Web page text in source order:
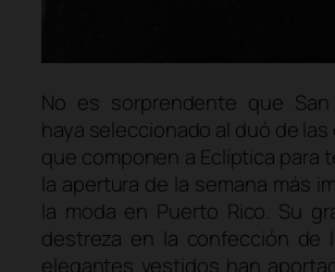
No es sorprendente que
haya seleccionado al duó de
que componen a Eclíptica para
la apertura de la semana más
la moda en Puerto Rico. Su
destreza en la confección de
elegantes vestidos han